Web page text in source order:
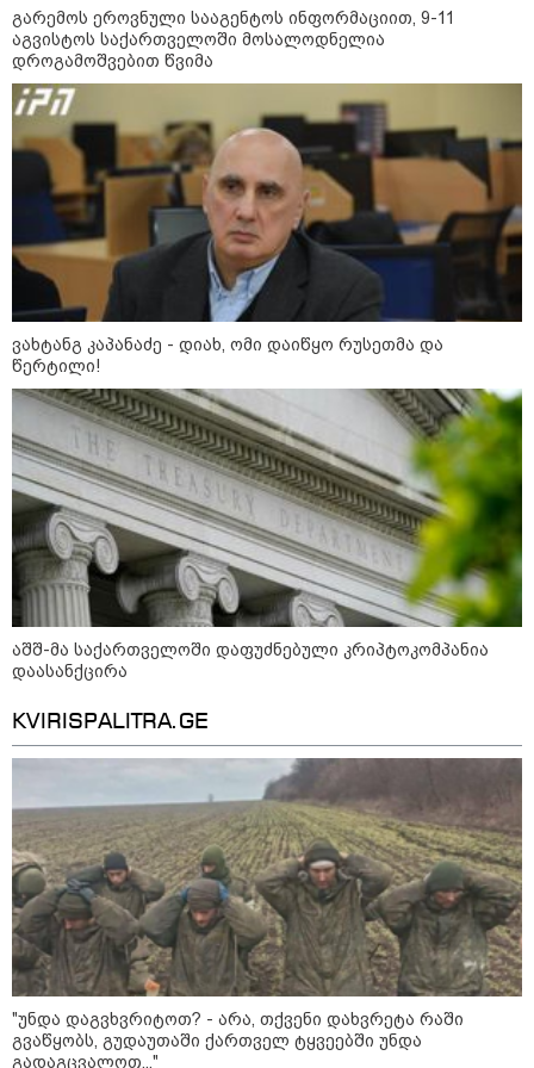
გარემოს ეროვნული სააგენტოს
ინფორმაციით, 9-11 აგვისტოს
საქართველოში მოსალოდნელია
დროგამოშვებით წვიმა
ვახტანგ კაპანაძე - დიახ, ომი
დაიწყო რუსეთმა და წერტილი!
აშშ-მა საქართველოში
დაფუძნებული კრიპტოკომპანია
დაასანქცირა
„ნაციონალური მოძრაობა“ -
სიმბოლურია, რომ კობახიძის
მოღალატეობრივი განცხადება
საქართველოს
თავისუფლებისთვის შეწირული
გარემოს ეროვნული სააგენტოს ინფორმაციით, 9-11
აგვისტოს საქართველოში მოსალოდნელია
დროგამოშვებით წვიმა
ვახტანგ კაპანაძე - დიახ, ომი დაიწყო რუსეთმა და
წერტილი!
აშშ-მა საქართველოში დაფუძნებული კრიპტოკომპანია
დაასანქცირა
KVIRISPALITRA.GE
"უნდა დაგვხვრიტოთ? - არა, თქვენი დახვრეტა რაში
გვაწყობს, გუდაუთაში ქართველ ტყვეებში უნდა
გადაგცვალოთ..."